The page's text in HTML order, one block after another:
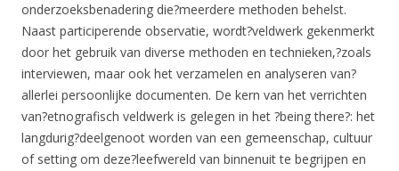
onderzoeksbenadering die?meerdere methoden behelst.
Naast participerende observatie, wordt?veldwerk gekenmerkt
door het gebruik van diverse methoden en technieken,?zoals
interviewen, maar ook het verzamelen en analyseren van?
allerlei persoonlijke documenten. De kern van het verrichten
van?etnografisch veldwerk is gelegen in het ?being there?: het
langdurig?deelgenoot worden van een gemeenschap, cultuur
of setting om deze?leefwereld van binnenuit te begrijpen en